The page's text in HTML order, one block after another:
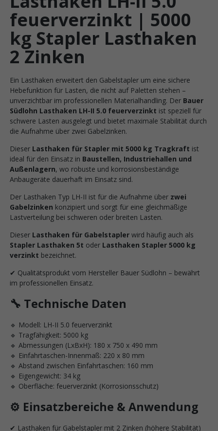
feuerverzinkt | 5000
kg Stapler Lasthaken
2 Zinken
Ein Lasthaken erweitert den Gabelstapler um eine sichere
Hebefunktion für Lasten, die nicht auf Paletten stehen –
unverzichtbar im professionellen Materialhandling. Der Bauer
Südlohn Lasthaken LH-II 5.0 feuerverzinkt ist speziell für
schwere Lasten ausgelegt und bietet maximale Stabilität durch
die Aufnahme über zwei Gabelzinken.
Dieser Lasthaken für Stapler mit 5000 kg Tragkraft ist
ideal für den Einsatz in Baustellen, Industriehallen und
Außenlagern, wo robuste und korrosionsbeständige
Anbaugeräte dauerhaft im Einsatz sind.
Der Lasthaken Typ LH-II ist für die Aufnahme über zwei
Gabelzinken konzipiert und sorgt für eine gleichmäßige
Lastverteilung bei schweren oder breiten Lasten.
Dieser Lasthaken für Gabelstapler wird häufig auch als
Stapler Lasthaken 5t oder Lasthaken Stapler 5000 kg
verzinkt bezeichnet.
✔ Qualitätsprodukt vom Hersteller Bauer Südlohn – bewährt
im professionellen Einsatz.
🔧 Technische Daten
🔹 Modell: LH-II 5.0 feuerverzinkt
🔹 Tragfähigkeit: 5000 kg
🔹 Abmessungen (LxBxH): 180 x 750 x 490 mm
🔹 Einfahrtaschen-Innenmaß: 220 x 80 mm
🔹 Abstand zwischen Einfahrtaschen: 160 mm
🔹 Eigengewicht: 34 kg
🔹 Oberfläche: feuerverzinkt (Korrosionsschutz)
⚙️ Einsatzbereiche & Anwendung
✔ Lasthaken für Gabelstapler mit 2 Zinken (höhere Stabilität)